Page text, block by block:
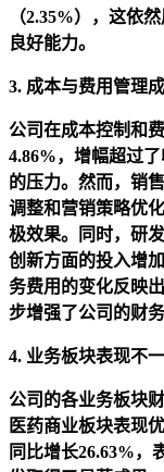
（2.35%），这依
良好能力。
3. 成本与费用管理
公司在成本控制和
4.86%，增幅超过
的压力。然而，销
调整和营销策略优
极效果。同时，研
创新方面的投入增
务费用的变化反映
步增强了公司的财务
4. 业务板块表现不
公司的各业务板块
医药商业板块表现
同比增长26.63%，